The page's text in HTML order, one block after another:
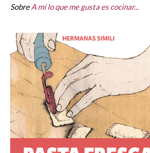
SobreA mí lo que me gusta es cocinar...